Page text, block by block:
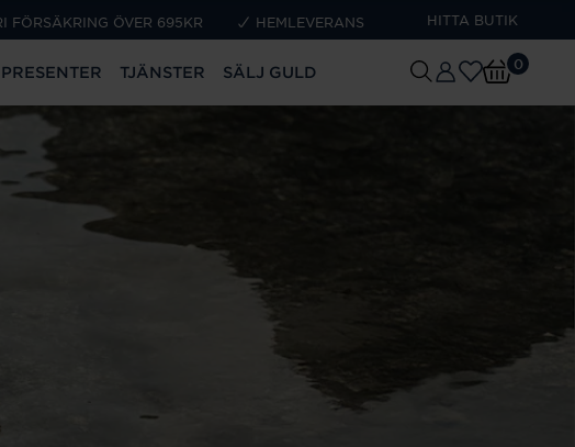
FÖRSÄKRING ÖVER 695KR HEMLEVERANS HITTA BUTIK
PRESENTER TJÄNSTER SÄLJ GULD 0